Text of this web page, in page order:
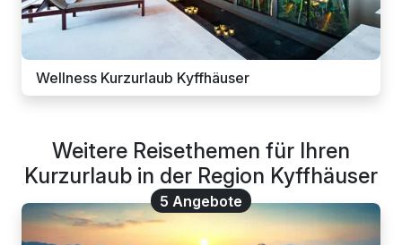
Wellness Kurzurlaub Kyffhäuser
Weitere Reisethemen für Ihren
Kurzurlaub in der Region Kyffhäuser
5 Angebote